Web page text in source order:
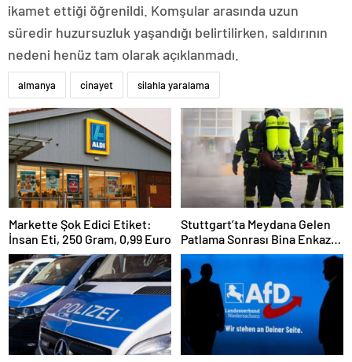
ikamet ettiği öğrenildi. Komşular arasında uzun
süredir huzursuzluk yaşandığı belirtilirken, saldırının
nedeni henüz tam olarak açıklanmadı.
almanya cinayet silahla yaralama
Markette Şok Edici Etiket:
İnsan Eti, 250 Gram, 0,99 Euro
Stuttgart’ta Meydana Gelen
Patlama Sonrası Bina Enkaza
Döndü: Sokak Moloz Yığınıyla
Kaplandı